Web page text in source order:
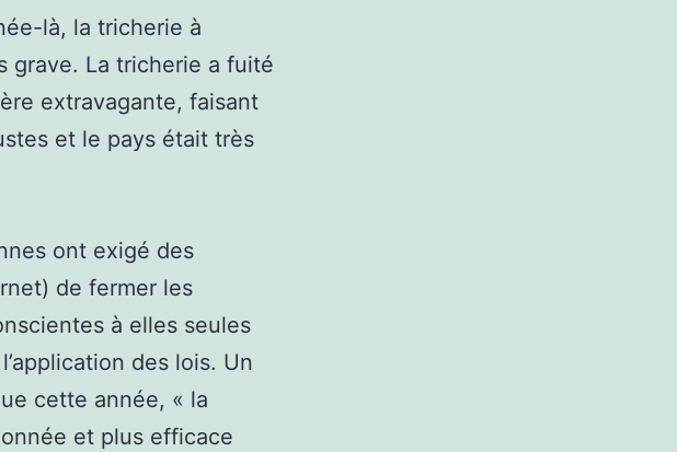
là, la tricherie à
grave. La tricherie a fuité
extravagante, faisant
et le pays était très
ont exigé des
de fermer les
à elles seules
des lois. Un
cette année, « la
et plus efficace